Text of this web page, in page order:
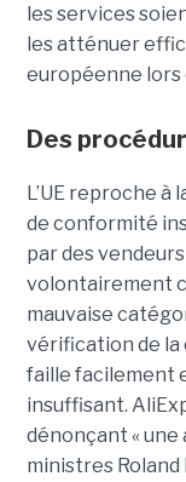
les services
les atténuer
européenne lors
Des
L’UE reproche
de conformité
par des
volontairement
mauvaise
vérification de la
faille facilement
insuffisant.
dénonçant «
ministres